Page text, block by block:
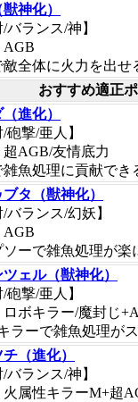
神化）
/バランス/神】
AGB
全体に火力を出せ
おすすめ適正
進化）
/砲撃/亜人】
超AGB/友情底力
魚処理に貢献でき
タ（獣神化）
/バランス/幻妖】
AGB
ーで雑魚処理が楽
ェル（獣神化）
/砲撃/亜人】
ロボキラー/魔封じ
ラーで雑魚処理がス
（進化）
/バランス/神】
火属性キラーM+超